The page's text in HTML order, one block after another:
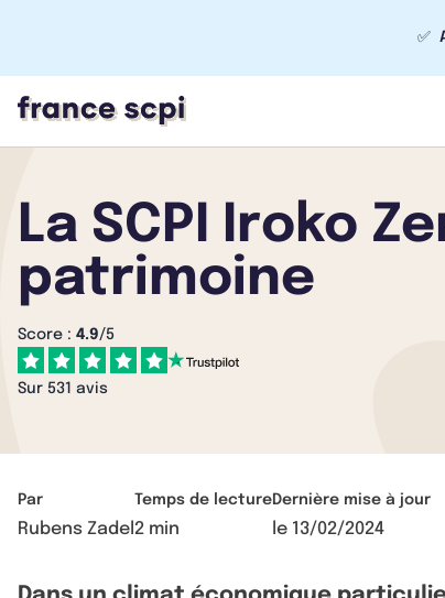
✅
La SCPI Iroko
patrimoine
Score : 4.9/5
Sur 531 avis
Par
Rubens Zadel
Temps de lecture
2 min
Dernière mise à jour
le 13/02/2024